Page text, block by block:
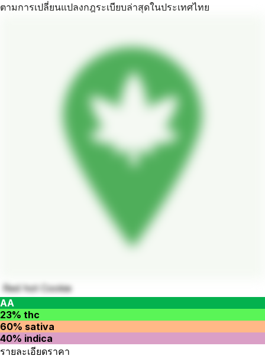
ตามการเปลี่ยนแปลงกฎระเบียบล่าสุดในประเทศไทย
Red hot Cookie
AA
23% thc
60% sativa
40% indica
รายละเอียดราคา